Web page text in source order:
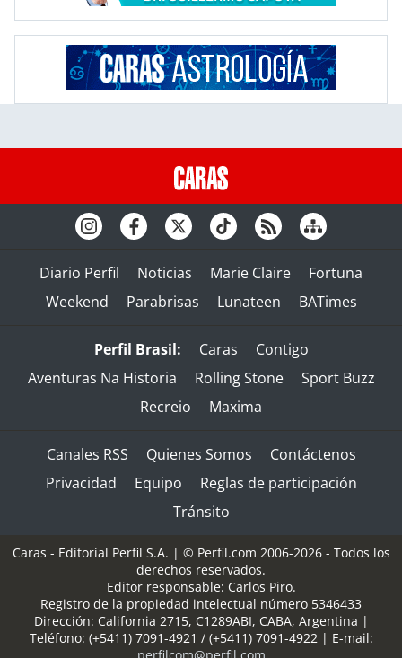
Diario Perfil Noticias Marie Claire
Fortuna
Weekend
Parabrisas Lunateen BATimes
Perfil Brasil: Caras
Contigo
Aventuras Na Historia
Rolling Stone
Sport Buzz
Recreio
Maxima
Canales RSS Quienes Somos
Contáctenos
Privacidad
Equipo
Reglas de participación
Tránsito
Caras - Editorial Perfil S.A. | © Perfil.com 2006-2026 - Todos los
derechos reservados.
Editor responsable: Carlos Piro.
Registro de la propiedad intelectual número 5346433
Dirección: California 2715, C1289ABI, CABA, Argentina |
Teléfono: (+5411) 7091-4921 / (+5411) 7091-4922| E-mail: